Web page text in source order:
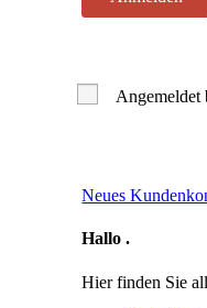
Angemeldet
Neues
Hallo.
Hier finden Sie